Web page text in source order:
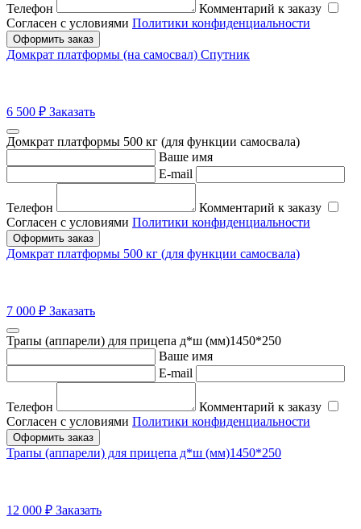
Телефон
Комментарий к заказу
Согласен с условиями Политики конфиденциальности
Оформить заказ
Домкрат платформы (на самосвал) Спутник
6 500 ₽ Заказать
Домкрат платформы 500 кг (для функции самосвала)
Ваше имя
E-mail
Телефон
Комментарий к заказу
Согласен с условиями Политики конфиденциальности
Оформить заказ
Домкрат платформы 500 кг (для функции самосвала)
7 000 ₽ Заказать
Трапы (аппарели) для прицепа д*ш (мм)1450*250
Ваше имя
E-mail
Телефон
Комментарий к заказу
Согласен с условиями Политики конфиденциальности
Оформить заказ
Трапы (аппарели) для прицепа д*ш (мм)1450*250
12 000 ₽ Заказать